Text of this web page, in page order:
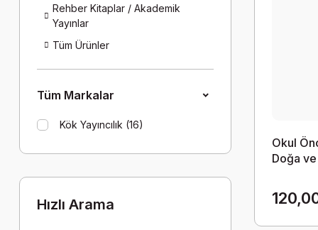
Rehber Kitaplar / Akademik
Yayınlar
Tüm Ürünler
Tüm Markalar
Kök Yayıncılık (16)
Hızlı Arama
Okul
Doğa